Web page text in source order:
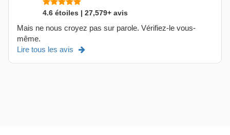
4.6 étoiles | 27,579+ avis
Mais ne nous croyez pas sur parole. Vérifiez-le vous-
même.
Lire tous les avis